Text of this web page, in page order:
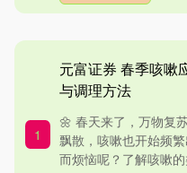
1
元富证券 春季咳嗽
与调理方法
🌼 春天来了，万物复
飘散，咳嗽也开始频
而烦恼呢？了解咳嗽